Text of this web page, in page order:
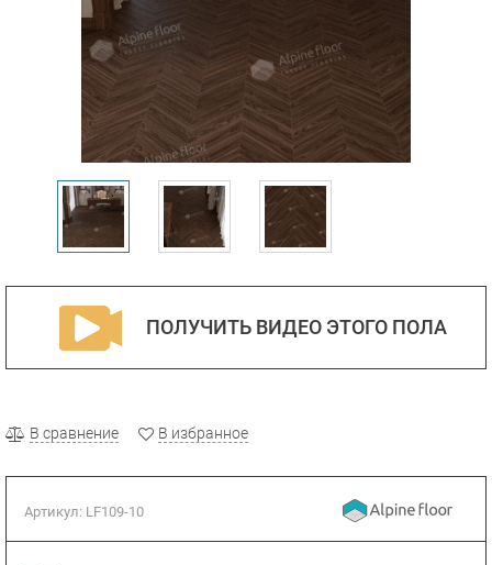
ПОЛУЧИТЬ ВИДЕО ЭТОГО ПОЛА
В сравнение В избранное
Артикул: LF109-10